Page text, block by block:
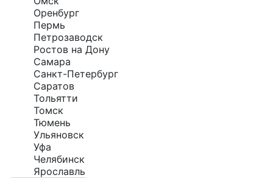
Оренбург
Пермь
Петрозаводск
Ростов на Дону
Самара
Санкт-Петербург
Саратов
Тольятти
Томск
Тюмень
Ульяновск
Уфа
Челябинск
Ярославль